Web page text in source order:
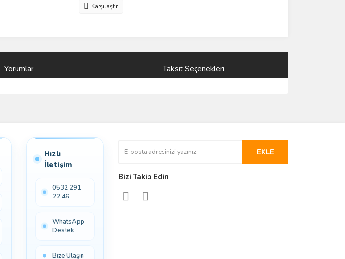
Karşılaştır
Yorumlar Taksit Seçenekleri
Hızlı
İletişim
0532 291
22 46
WhatsApp
Destek
Bize Ulaşın
EKLE
Bizi Takip Edin